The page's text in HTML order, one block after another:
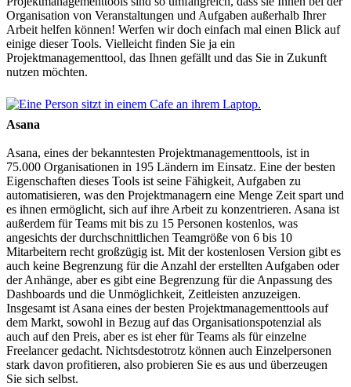
Organisation von Veranstaltungen und Aufgaben außerhalb Ihrer
Arbeit helfen können! Werfen wir doch einfach mal einen Blick auf
einige dieser Tools. Vielleicht finden Sie ja ein
Projektmanagementtool, das Ihnen gefällt und das Sie in Zukunft
nutzen möchten.
Asana
Asana, eines der bekanntesten Projektmanagementtools, ist in
75.000 Organisationen in 195 Ländern im Einsatz. Eine der besten
Eigenschaften dieses Tools ist seine Fähigkeit, Aufgaben zu
automatisieren, was den Projektmanagern eine Menge Zeit spart und
es ihnen ermöglicht, sich auf ihre Arbeit zu konzentrieren. Asana ist
außerdem für Teams mit bis zu 15 Personen kostenlos, was
angesichts der durchschnittlichen Teamgröße von 6 bis 10
Mitarbeitern recht großzügig ist. Mit der kostenlosen Version gibt es
auch keine Begrenzung für die Anzahl der erstellten Aufgaben oder
der Anhänge, aber es gibt eine Begrenzung für die Anpassung des
Dashboards und die Unmöglichkeit, Zeitleisten anzuzeigen.
Insgesamt ist Asana eines der besten Projektmanagementtools auf
dem Markt, sowohl in Bezug auf das Organisationspotenzial als
auch auf den Preis, aber es ist eher für Teams als für einzelne
Freelancer gedacht. Nichtsdestotrotz können auch Einzelpersonen
stark davon profitieren, also probieren Sie es aus und überzeugen
Sie sich selbst.